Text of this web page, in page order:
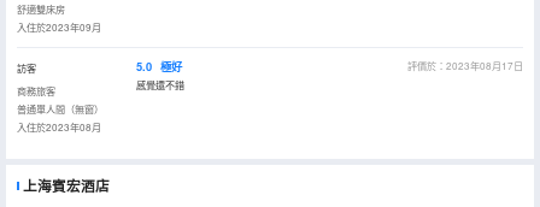
舒適雙床房
入住於2023年09月
訪客
商務旅客
普通單人間（無窗）
入住於2023年08月
5.0 極好
評價於：2023年08月17日
感覺還不錯
上海賓宏酒店